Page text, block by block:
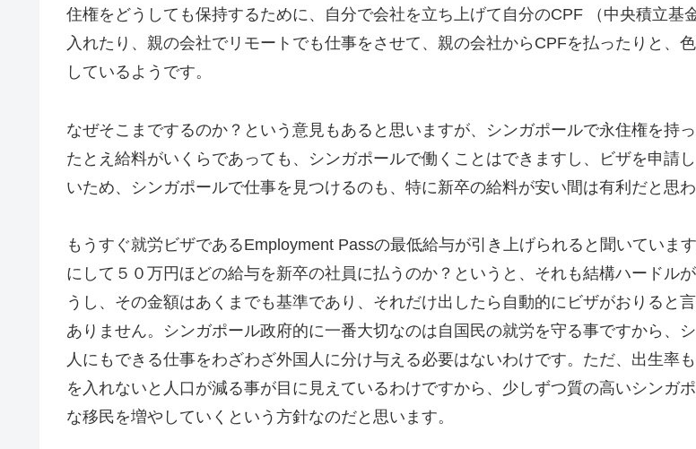
住権をどうしても保持するために、自分で会社を立ち上げて自分のCPF （中央積立基
入れたり、親の会社でリモートでも仕事をさせて、親の会社からCPFを払ったりと、
しているようです。
なぜそこまでするのか？という意見もあると思いますが、シンガポールで永住権を持っ
たとえ給料がいくらであっても、シンガポールで働くことはできますし、ビザを申請
いため、シンガポールで仕事を見つけるのも、特に新卒の給料が安い間は有利だと思わ
もうすぐ就労ビザであるEmployment Passの最低給与が引き上げられると聞いていま
にして５０万円ほどの給与を新卒の社員に払うのか？というと、それも結構ハードル
うし、その金額はあくまでも基準であり、それだけ出したら自動的にビザがおりると
ありません。シンガポール政府的に一番大切なのは自国民の就労を守る事ですから、
人にもできる仕事をわざわざ外国人に分け与える必要はないわけです。ただ、出生率
を入れないと人口が減る事が目に見えているわけですから、少しずつ質の高いシンガ
な移民を増やしていくという方針なのだと思います。